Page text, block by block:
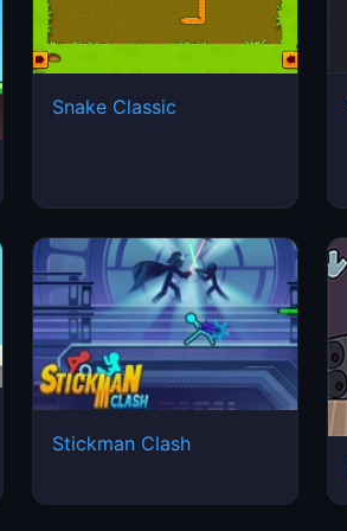
Snake Classic
Stickman Clash